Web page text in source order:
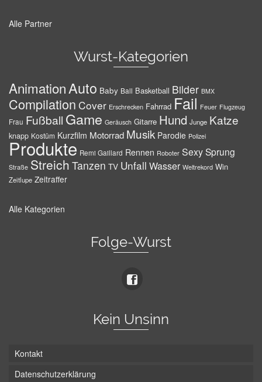
Alle Partner
Wurst-Kategorien
AnimationAuto Baby Ball Basketball Bilder BMX
Compilation Cover Erschrecken Fahrrad Fail Feuer Flugzeug
Frau Fußball Game Geräusch Gitarre Hund Junge Katze
knapp Kostüm Kurzfilm Motorrad Musik Parodie Polizei
Produkte Remi Gaillard Rennen Roboter SexySprung
Straße Streich Tanzen TV Unfall Wasser Weltrekord Win
Zeitlupe Zeitraffer
Alle Kategorien
Folge-Wurst
Kein Unsinn
Kontakt
Datenschutzerklärung